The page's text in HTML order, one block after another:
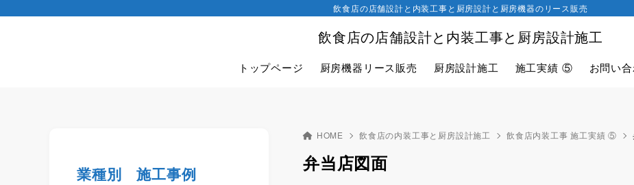
飲食店の店舗設計と内装工事と厨房設計施工
飲食店の店舗設計と内装工事と厨房設計と厨房機器のリース販売
トップページ 厨房機器リース販売 厨房設計施工 施工実績 ⑤ お問い
HOME 飲食店の内装工事と厨房設計施工 飲食店内装工事 施工実績 ⑤
弁当店図面
業種別 施工事例